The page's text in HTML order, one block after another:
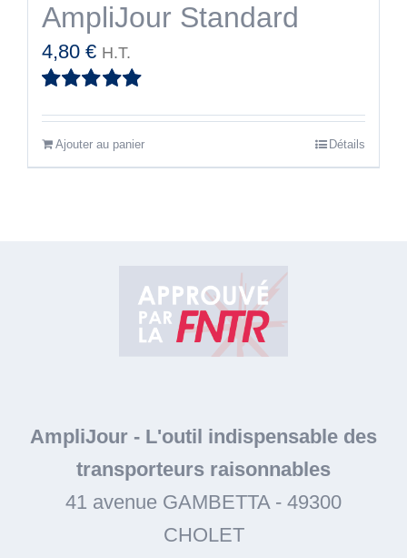
AmpliJour Standard
5
4,80 € H.T.
Ajouter au panier Détails
AmpliJour - L'outil indispensable des
transporteurs raisonnables
41 avenue GAMBETTA- 49300
CHOLET